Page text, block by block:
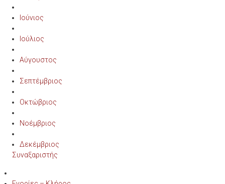
Ιούνιος
Ιούλιος
Αύγουστος
Σεπτέμβριος
Οκτώβριος
Νοέμβριος
Δεκέμβριος
Συναξαριστής